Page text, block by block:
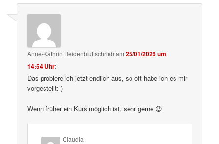
Anne-Kathrin Heidenblutschriebam25/01/2026 um
14:54 Uhr:
Das probiere ich jetzt endlich aus, so oft habe ich es mir
vorgestellt:-)
Wenn früher ein Kurs möglich ist, sehr gerne 😉
Claudia